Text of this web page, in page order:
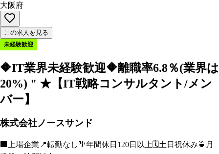
大阪府
この求人を見る
未経験歓迎
🔶IT業界未経験歓迎🔶離職率6.8％(業界は
20%) " ★【IT戦略コンサルタント/メン
バー】
株式会社ノースサンド
🏢 上場企業 📍転勤なし🌴年間休日120日以上 🗓️土日祝休み 🍵 月